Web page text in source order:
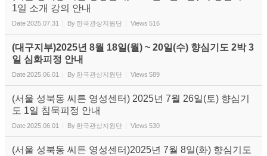
1일 소개 강의 안내
Date2025.07.31 By 한국관상지원단 Views 516
(대구지부)2025년 8월 18일(월) ~ 20일(수) 향심기도 2박 3
일 심화피정 안내
Date2025.06.01 By 한국관상지원단 Views 589
(서울 성북동 씨튼 영성센터) 2025년 7월 26일(토) 향심기
도 1일 침묵피정 안내
Date2025.06.01 By 한국관상지원단 Views 530
(서울 성북동 씨튼 영성센터)2025년 7월 8일(화) 향심기도